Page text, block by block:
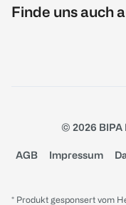
Finde uns auch
© 2026 BIPA
AGB Impressum
* Produkt gesponsert vom